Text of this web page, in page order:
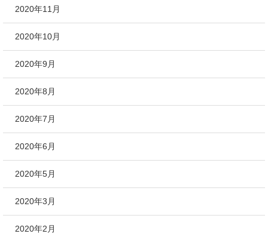
2020年11月
2020年10月
2020年9月
2020年8月
2020年7月
2020年6月
2020年5月
2020年3月
2020年2月